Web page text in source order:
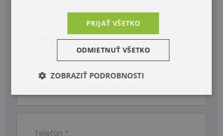
PRIJAŤ VŠETKO
ODMIETNUŤ VŠETKO
ZOBRAZIŤ PODROBNOSTI